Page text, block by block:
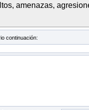
amenazas,
continuación: